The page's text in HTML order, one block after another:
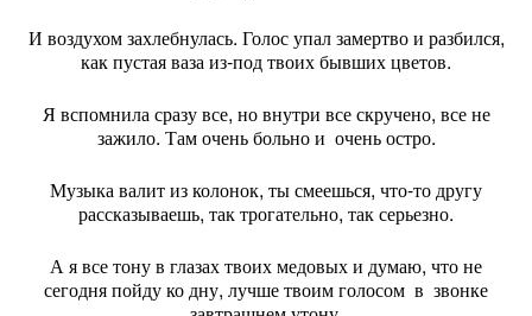
И воздухом захлебнулась. Голос упал замертво и разбился,
как пустая ваза из-под твоих бывших цветов.
Я вспомнила сразу все, но внутри все скручено, все не
зажило. Там очень больно и очень остро.
Музыка валит из колонок, ты смеешься, что-то другу
рассказываешь, так трогательно, так серьезно.
А я все тону в глазах твоих медовых и думаю, что не
сегодня пойду ко дну, лучше твоим голосом в звонке